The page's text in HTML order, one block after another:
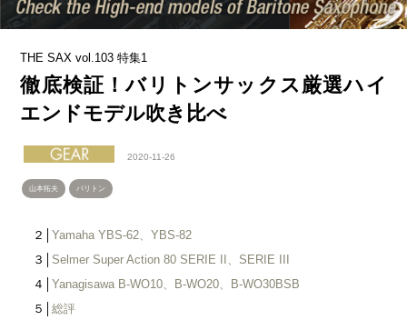
THE SAX vol.103 特集1
徹底検証！バリトンサックス厳選ハイ
エンドモデル吹き比べ
2020-11-26
山本拓夫 バリトン
２│ Yamaha YBS-62、YBS-82
３│ Selmer Super Action 80 SERIE II、SERIE III
４│ Yanagisawa B-WO10、B-WO20、B-WO30BSB
５│ 総評